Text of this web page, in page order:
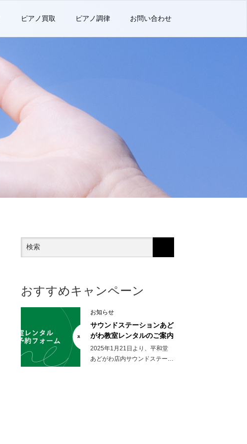
ピアノ買取 ピアノ調律 お問い合わせ
おすすめキャンペーン
お知らせ
サウンドステーションあど
がわ教室レンタルのご案内
2025年1月21日より、平和堂
あどがわ店内サウンドステー…